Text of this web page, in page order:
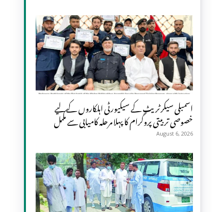
اسمبلی سیکرٹریٹ کے سیکیورٹی اہلکاروں کے لیے
خصوصی تربیتی پروگرام کا پہلا مرحلہ کامیابی سے مکمل
August 6, 2026